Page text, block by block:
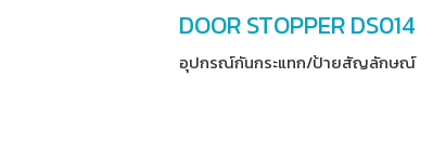
DOOR STOPPER DS014
อุปกรณ์​กันกระแทก/ป้ายสัญลักษณ์